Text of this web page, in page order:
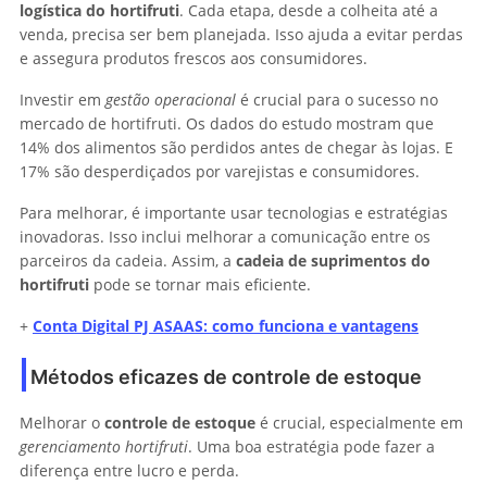
logística do hortifruti. Cada etapa, desde a colheita até a
venda, precisa ser bem planejada. Isso ajuda a evitar perdas
e assegura produtos frescos aos consumidores.
Investir em gestão operacional é crucial para o sucesso no
mercado de hortifruti. Os dados do estudo mostram que
14% dos alimentos são perdidos antes de chegar às lojas. E
17% são desperdiçados por varejistas e consumidores.
Para melhorar, é importante usar tecnologias e estratégias
inovadoras. Isso inclui melhorar a comunicação entre os
parceiros da cadeia. Assim, a cadeia de suprimentos do
hortifruti pode se tornar mais eficiente.
+ Conta Digital PJ ASAAS: como funciona e vantagens
Métodos eficazes de controle de estoque
Melhorar o controle de estoque é crucial, especialmente em
gerenciamento hortifruti. Uma boa estratégia pode fazer a
diferença entre lucro e perda.